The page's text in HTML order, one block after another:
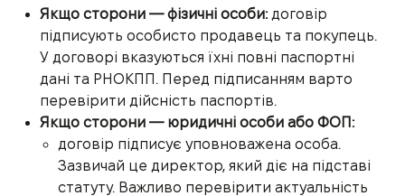
Якщо сторони — фізичні особи:договір
підписують особисто продавець та покупець.
У договорі вказуються їхні повні паспортні
дані та РНОКПП. Перед підписанням варто
перевірити дійсність паспортів.
Якщо сторони — юридичні особи або ФОП:
договір підписує уповноважена особа.
Зазвичай це директор, який діє на підставі
статуту. Важливо перевірити актуальність